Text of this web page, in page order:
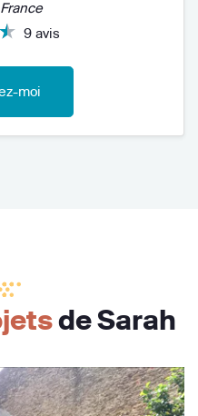
9 avis
moi
de Sarah